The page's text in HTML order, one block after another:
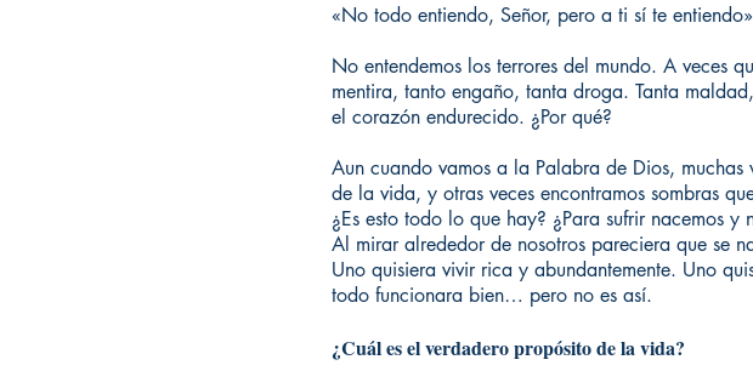
«No todo entiendo, Señor, pero a ti sí te
No entendemos los terrores del mundo. A veces
mentira, tanto engaño, tanta droga. Tanta
el corazón endurecido. ¿Por qué?
Aun cuando vamos a la Palabra de Dios,
de la vida, y otras veces encontramos sombras
¿Es esto todo lo que hay? ¿Para sufrir nacemos
Al mirar alrededor de nosotros pareciera que se
Uno quisiera vivir rica y abundantemente. Uno
todo funcionara bien… pero no es así.
¿Cuál es el verdadero propósito de la vida?